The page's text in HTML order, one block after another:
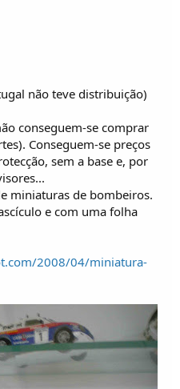
não teve distribuição)
conseguem-se comprar
Conseguem-se preços
sem a base e, por
miniaturas de bombeiros.
e com uma folha
2008/04/miniatura-